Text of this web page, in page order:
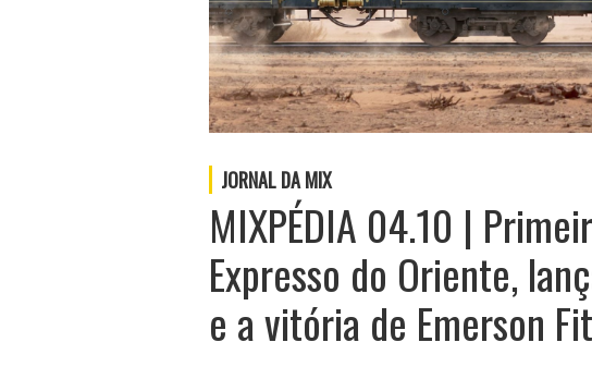
JORNAL DA MIX
MIXPÉDIA 04.10 |
Expresso do Oriente,
e a vitória de Emerson